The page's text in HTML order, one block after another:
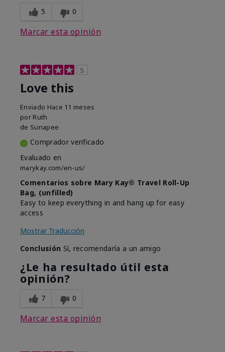
5 0
Marcar esta opinión
5
Love this
Enviado Hace 11 meses
por Ruth
de Sunapee
Comprador verificado
Evaluado en
marykay.com/en-us/
Comentarios sobre Mary Kay® Travel Roll-Up
Bag, (unfilled)
Easy to keep everything in and hang up for easy
access
Mostrar Traducción
Conclusión Sí, recomendaría a un amigo
¿Le ha resultado útil esta
opinión?
7 0
Marcar esta opinión